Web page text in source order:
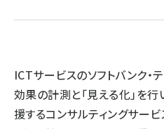
ICTサービスのソフトバンク・
効果の計測と「見える化」を
援するコンサルティングサー